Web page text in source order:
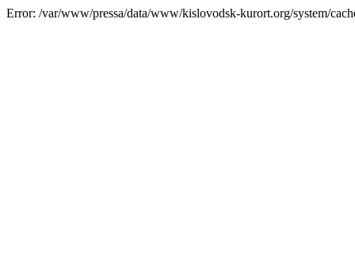
Error: /var/www/pressa/data/www/kislovodsk-kurort.org/system/